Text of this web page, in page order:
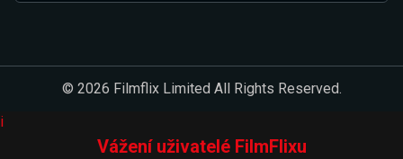
© 2026 Filmflix Limited All Rights Reserved.
i
Vážení uživatelé FilmFlixu